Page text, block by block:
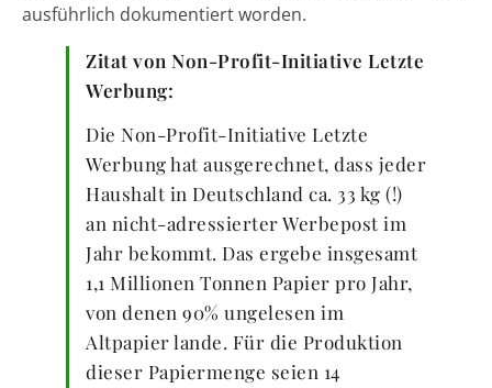
ausführlich dokumentiert worden.
Zitat von Non-Profit-Initiative Letzte
Werbung:
Die Non-Profit-Initiative Letzte
Werbung hat ausgerechnet, dass jeder
Haushalt in Deutschland ca. 33 kg (!)
an nicht-adressierter Werbepost im
Jahr bekommt. Das ergebe insgesamt
1,1 Millionen Tonnen Papier pro Jahr,
von denen 90% ungelesen im
Altpapier lande. Für die Produktion
dieser Papiermenge seien 14